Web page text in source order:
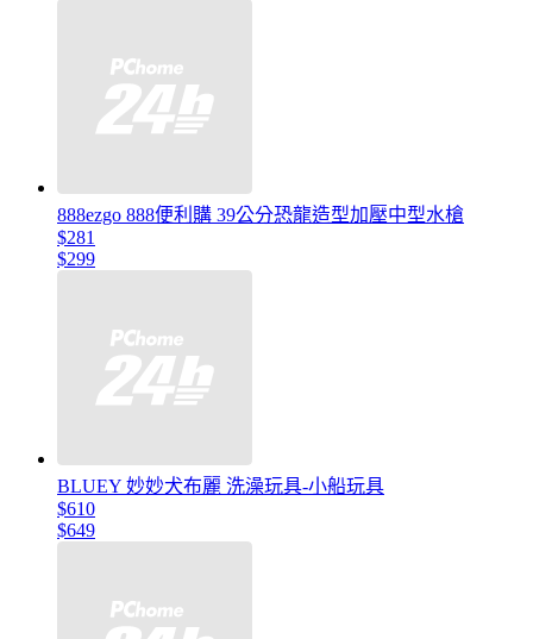
888ezgo 888便利購 39公分恐龍造型加壓中型水槍
$281
$299
BLUEY 妙妙犬布麗 洗澡玩具-小船玩具
$610
$649